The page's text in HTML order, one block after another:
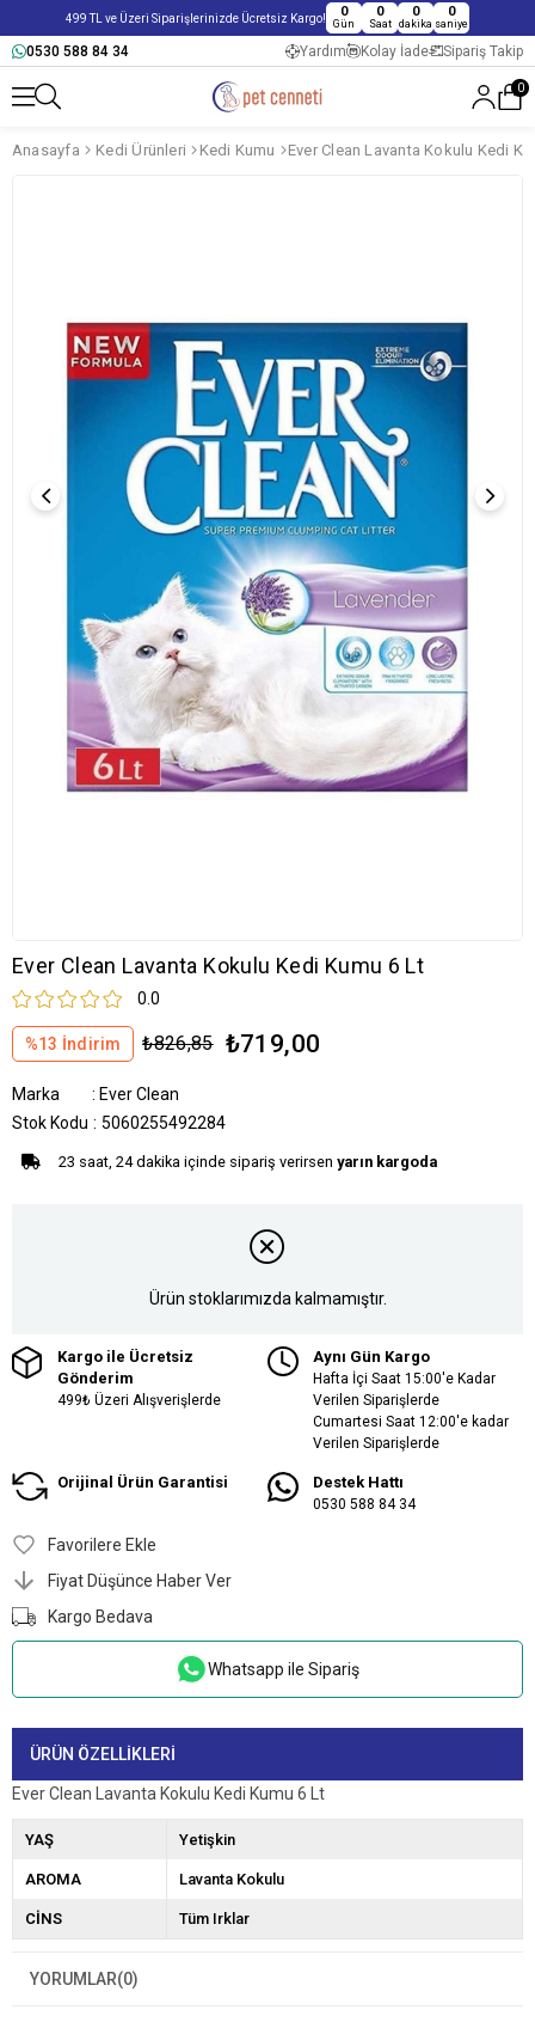
499 TL ve Üzeri Siparişlerinizde Ücretsiz Kargo! 0
Gün
0
Saat
0
dakika
0
saniye
0530 588 84 34 Yardım Kolay İade Sipariş Takip
0
Anasayfa Kedi Ürünleri Kedi Kumu Ever Clean Lavanta Kokulu Kedi
Ever Clean Lavanta Kokulu Kedi Kumu 6 Lt
0.0
%13 İndirim ₺826,85 ₺719,00
Marka : Ever Clean
Stok Kodu
5060255492284
23 saat, 24 dakika içinde sipariş verirsen yarın kargoda
Ürün stoklarımızda kalmamıştır.
Kargo ile Ücretsiz
Gönderim
499₺ Üzeri Alışverişlerde
Aynı Gün Kargo
Hafta İçi Saat 15:00'e Kadar
Verilen Siparişlerde
Cumartesi Saat 12:00'e kadar
Verilen Siparişlerde
Orijinal Ürün Garantisi Destek Hattı
0530 588 84 34
Favorilere Ekle
Fiyat Düşünce Haber Ver
Kargo Bedava
Whatsapp ile Sipariş
ÜRÜN ÖZELLIKLERI
Ever Clean Lavanta Kokulu Kedi Kumu 6 Lt
YAŞ Yetişkin
AROMA Lavanta Kokulu
CİNS Tüm Irklar
YORUMLAR(0)